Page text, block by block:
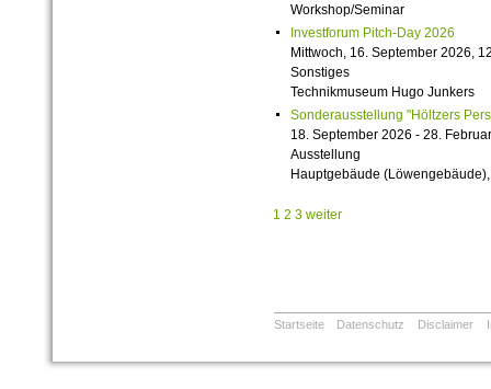
Workshop/Seminar
Investforum Pitch-Day 2026
Mittwoch, 16. September 2026,
Sonstiges
Technikmuseum Hugo Junkers
Sonderausstellung "Höltzers
18. September 2026 - 28.
Ausstellung
Hauptgebäude
1 2 3 weiter
Startseite Datenschutz Disclaimer